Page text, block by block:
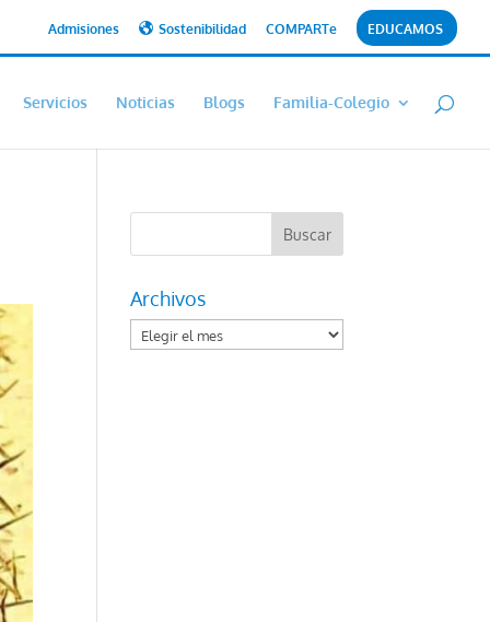
Admisiones Sostenibilidad COMPARTe EDUCAMOS
Servicios Noticias Blogs Familia-Colegio
Archivos
Archivos